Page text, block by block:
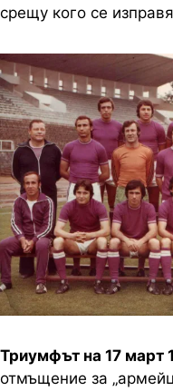
срещу кого се
Триумфът на 17 март
отмъщение за